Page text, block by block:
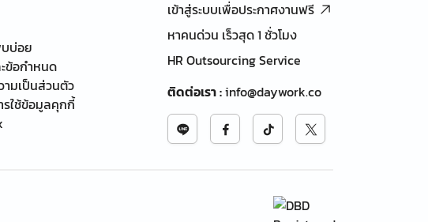
บ่อย
ข้อกำหนด
ามเป็นส่วนตัว
รใช้ข้อมูลคุกกี้
เข้าสู่ระบบเพื่อประกาศงานฟรี
หาคนด่วน เร็วสุด 1 ชั่วโมง
HR Outsourcing Service
ติดต่อเรา:info@daywork.co